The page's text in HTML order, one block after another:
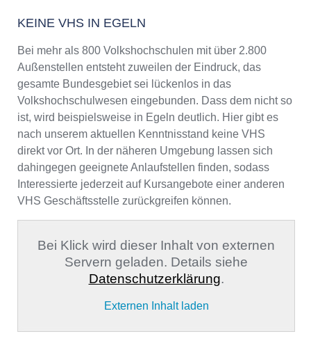
KEINE VHS IN EGELN
Bei mehr als 800 Volkshochschulen mit über 2.800
Außenstellen entsteht zuweilen der Eindruck, das
gesamte Bundesgebiet sei lückenlos in das
Volkshochschulwesen eingebunden. Dass dem nicht so
ist, wird beispielsweise in Egeln deutlich. Hier gibt es
nach unserem aktuellen Kenntnisstand keine VHS
direkt vor Ort. In der näheren Umgebung lassen sich
dahingegen geeignete Anlaufstellen finden, sodass
Interessierte jederzeit auf Kursangebote einer anderen
VHS Geschäftsstelle zurückgreifen können.
Bei Klick wird dieser Inhalt von externen
Servern geladen. Details siehe
Datenschutzerklärung.
Externen Inhalt laden